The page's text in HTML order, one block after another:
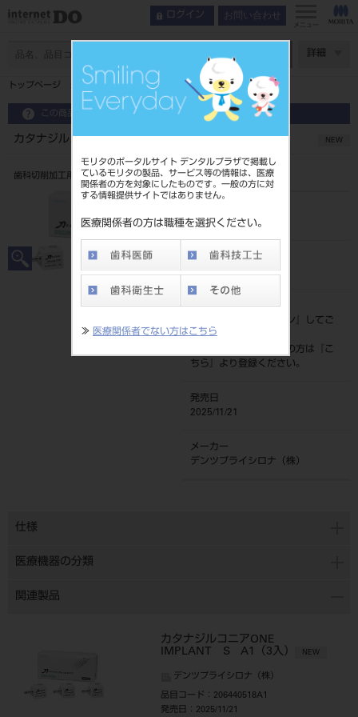
モリタのポータルサイト デンタルプラザで掲載し
ているモリタの製品、サービス等の情報は、医療
関係者の方を対象にしたものです。一般の方に対
する情報提供サイトではありません。
医療関係者の方は職種を選択ください。
≫ 医療関係者でない方はこちら
ログイン お問い合わせ
メニュー
詳細
トップページ カタナジルコニアONE IMPLANT S A2（3入）
この商品に関するお問い合わせ
カタナジルコニアONE IMPLANT S A2（3入） NEW
歯科切削加工用セラミックス
206440518A2
JAN/EANコード
標準価格
ログイン
』してご
覧ください。
ネット会員登録がまだの方は『
こ
ちら
』より登録ください。
発売日
2025/11/21
メーカー
デンツプライシロナ（株）
仕様
医療機器の分類
関連製品
カタナジルコニアONE
IMPLANT S A1（3入）
NEW
デンツプライシロナ（株）
品目コード ：206440518A1
発売日
：2025/11/21